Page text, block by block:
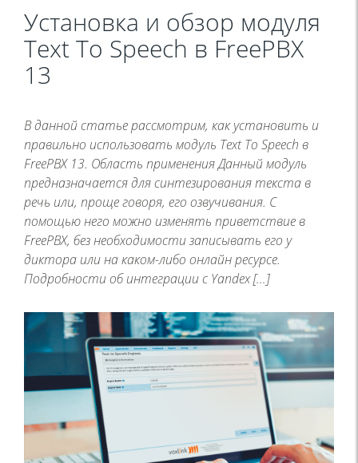
Установка и обзор модуля
Text To Speech в FreePBX
13
В данной статье рассмотрим, как установить и
правильно использовать модуль Text To Speech в
FreePBX 13. Область применения Данный модуль
предназначается для синтезирования текста в
речь или, проще говоря, его озвучивания. С
помощью него можно изменять приветствие в
FreePBX, без необходимости записывать его у
диктора или на каком-либо онлайн ресурсе.
Подробности об интеграции с Yandex […]